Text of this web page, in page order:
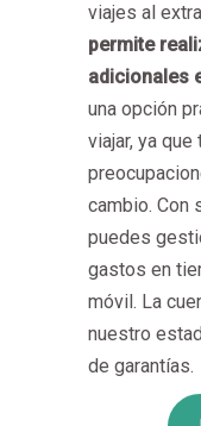
viajes al
permite
adicionales
una opción
viajar, ya
cambio. Con
puedes
gastos en
móvil. La
nuestro
de garantías.